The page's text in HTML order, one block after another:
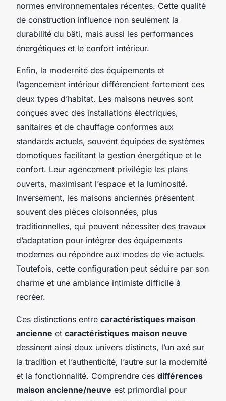
normes environnementales récentes. Cette qualité
de construction influence non seulement la
durabilité du bâti, mais aussi les performances
énergétiques et le confort intérieur.
Enfin, la modernité des équipements et
l’agencement intérieur différencient fortement ces
deux types d’habitat. Les maisons neuves sont
conçues avec des installations électriques,
sanitaires et de chauffage conformes aux
standards actuels, souvent équipées de systèmes
domotiques facilitant la gestion énergétique et le
confort. Leur agencement privilégie les plans
ouverts, maximisant l’espace et la luminosité.
Inversement, les maisons anciennes présentent
souvent des pièces cloisonnées, plus
traditionnelles, qui peuvent nécessiter des travaux
d’adaptation pour intégrer des équipements
modernes ou répondre aux modes de vie actuels.
Toutefois, cette configuration peut séduire par son
charme et une ambiance intimiste difficile à
recréer.
Ces distinctions entre caractéristiques maison
ancienne et caractéristiques maison neuve
dessinent ainsi deux univers distincts, l’un axé sur
la tradition et l’authenticité, l’autre sur la modernité
et la fonctionnalité. Comprendre ces différences
maison ancienne/neuve est primordial pour